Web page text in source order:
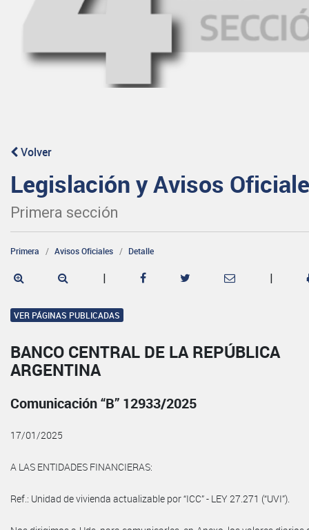
Volver
Legislación y Avisos
Primera sección
Primera Avisos Oficiales Detalle
| |
VER PÁGINAS PUBLICADAS
BANCO CENTRAL DE LA REPÚBLICA
ARGENTINA
Comunicación “B” 12933/2025
17/01/2025
A LAS ENTIDADES FINANCIERAS:
Ref.: Unidad de vivienda actualizable por “ICC” - LEY 27.271 (“UVI”).